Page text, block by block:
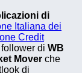
di
Italiana dei
Credit
di WB
Mover che
di